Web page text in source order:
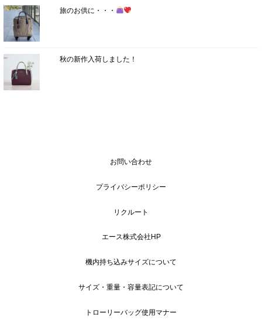
旅のお供に・・・
秋の新作入荷しました！
お問い合わせ
プライバシーポリシー
リクルート
エース株式会社HP
機内持ち込みサイズについて
サイズ・重量・容量表記について
トローリーバッグ使用マナー